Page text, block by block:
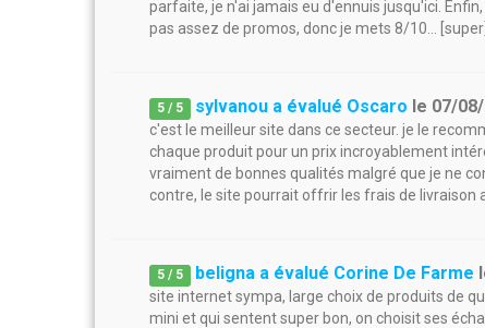
parfaite, je n'ai jamais eu d'ennuis jusqu'ici.
pas assez de promos, donc je mets 8/10...
5 / 5 sylvanou a évalué Oscaro le 07/
c'est le meilleur site dans ce secteur. je le
chaque produit pour un prix incroyablement
vraiment de bonnes qualités malgré que je ne
contre, le site pourrait offrir les frais de livraison
5 / 5 beligna a évalué Corine De Farme
site internet sympa, large choix de produits de
mini et qui sentent super bon, on choisit ses